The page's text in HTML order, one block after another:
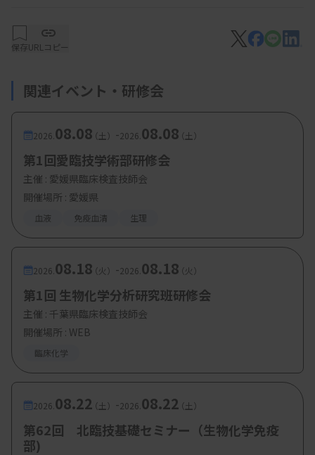
・演題2：TSCCメンバーによるプレゼンテーション
自動分析装置での異常反応の検出法のポ
井口晃弘氏（日立ハイテク）
・演題3：異常免疫グロブリンを知るシリーズ 第3
異常免疫グロブリンの質の異常（3）温度
依存性蛋白の稀な症例2
フィブリノゲンと結合するM蛋白
井本真由美氏（近畿大学病院 中央臨床検
査部）
・演題4：JES企画シリーズ
異常事例の発見から解析まで（1）
三好雅士氏（徳島大学病院 医療技術部
【参加費・定員など】
・参加費：無料
保存URLコピー
関連イベント・研修会
2026. 08.08（土） -2026. 08.08（土）
第1回愛臨技学術部研修会
主催 : 愛媛県臨床検査技師会
開催場所 : 愛媛県
血液 免疫血清 生理
2026. 08.18（火） -2026. 08.18（火）
第1回 生物化学分析研究班研修会
主催 : 千葉県臨床検査技師会
開催場所 : WEB
臨床化学
2026. 08.22（土） -2026. 08.22（土）
第62回 北臨技基礎セミナー（生物化学免疫
部)